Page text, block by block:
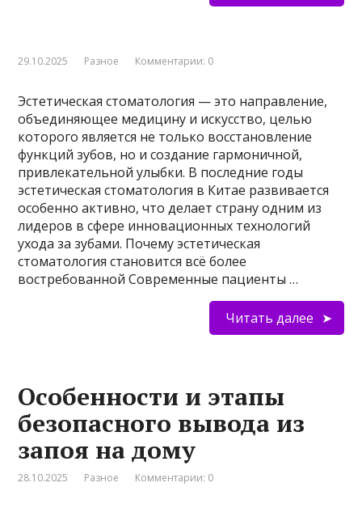
29.10.2025 Разное Комментарии: 0
Эстетическая стоматология — это направление,
объединяющее медицину и искусство, целью
которого является не только восстановление
функций зубов, но и создание гармоничной,
привлекательной улыбки. В последние годы
эстетическая стоматология в Китае развивается
особенно активно, что делает страну одним из
лидеров в сфере инновационных технологий
ухода за зубами. Почему эстетическая
стоматология становится всё более
востребованной Современные пациенты …
Читать далее
Особенности и этапы
безопасного вывода из
запоя на дому
28.10.2025 Разное Комментарии: 0